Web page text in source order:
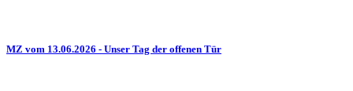
MZ vom 13.06.2026 - Unser Tag der offenen Tür